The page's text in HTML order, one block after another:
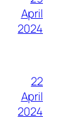
April
2024
22
April
2024